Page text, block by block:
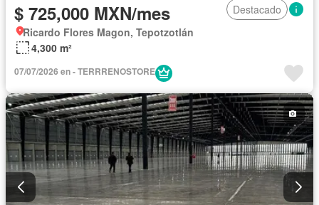
$ 725,000 MXN/mes
Destacado
Ricardo Flores Magon, Tepotzotlán
4,300 m²
07/07/2026 en - TERRRENOSTORE